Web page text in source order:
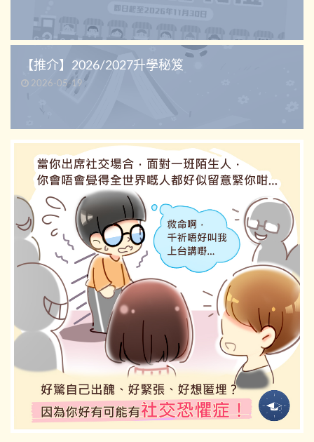
【推介】2026/2027升學秘笈
2026-05-19